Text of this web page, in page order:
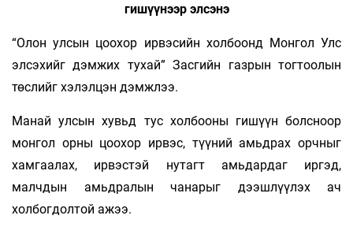
гишүүнээр элсэнэ
“Олон улсын цоохор ирвэсийн холбоонд Монгол Улс
элсэхийг дэмжих тухай” Засгийн газрын тогтоолын
төслийг хэлэлцэн дэмжлээ.
Манай улсын хувьд тус холбооны гишүүн болсноор
монгол орны цоохор ирвэс, түүний амьдрах орчныг
хамгаалах, ирвэстэй нутагт амьдардаг иргэд,
малчдын амьдралын чанарыг дээшлүүлэх ач
холбогдолтой ажээ.